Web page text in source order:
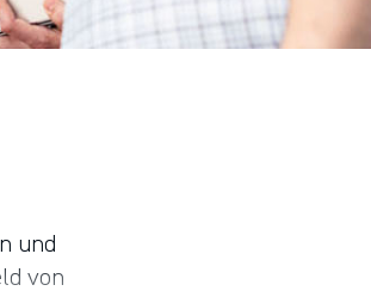
und
von